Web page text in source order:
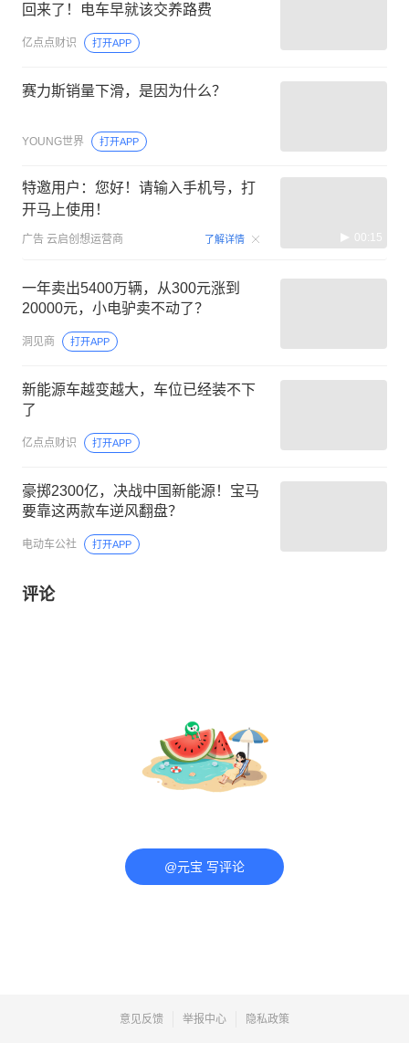
回来了！电车早就该交养路费
亿点点财识 打开APP
赛力斯销量下滑，是因为什么？
YOUNG世界 打开APP
特邀用户：您好！请输入手机号，打
开马上使用！
广告 云启创想运营商 了解详情 00:15
一年卖出5400万辆，从300元涨到
20000元，小电驴卖不动了？
洞见商 打开APP
新能源车越变越大，车位已经装不下
了
亿点点财识 打开APP
豪掷2300亿，决战中国新能源！宝马
要靠这两款车逆风翻盘？
电动车公社 打开APP
评论
@元宝 写评论
意见反馈 举报中心 隐私政策